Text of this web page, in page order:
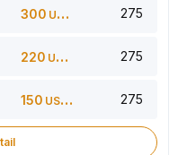
300 USDT 275
220 USDT 275
150 USDT 275